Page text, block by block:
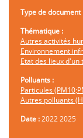
Type de document
Thématique :
Autres activités
Environnement
Etat des lieux
Polluants :
Particules
Autres polluants
Date :20222025